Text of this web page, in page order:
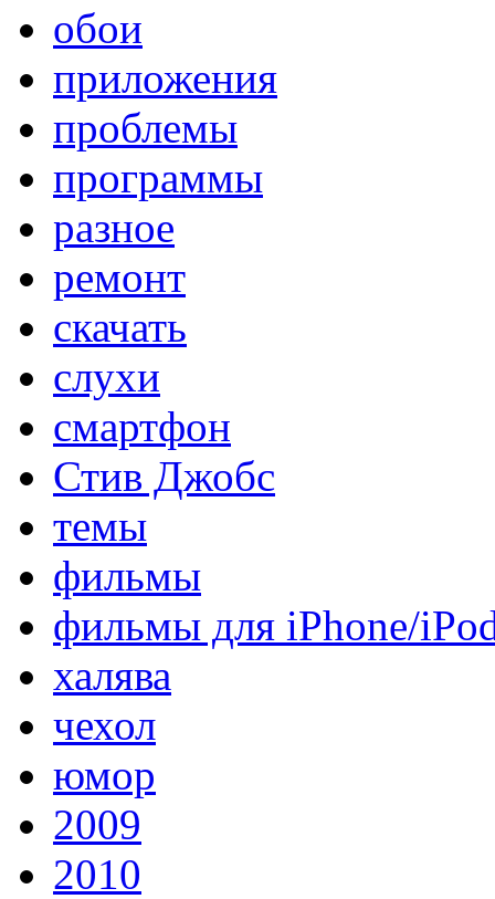
обои
приложения
проблемы
программы
разное
ремонт
скачать
слухи
смартфон
Стив Джобс
темы
фильмы
фильмы для iPhone/
халява
чехол
юмор
2009
2010